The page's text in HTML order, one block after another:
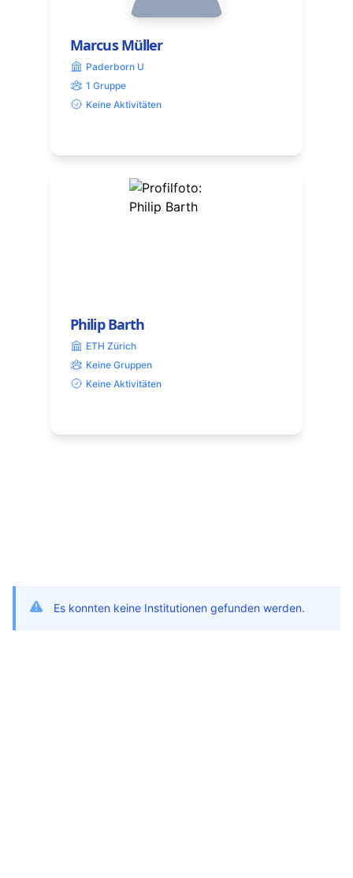
Marcus Müller
Paderborn U
1 Gruppe
Keine Aktivitäten
Philip Barth
ETH Zürich
Keine Gruppen
Keine Aktivitäten
Es konnten keine Institutionen gefunden werden.